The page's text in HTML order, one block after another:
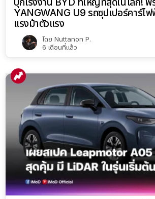
YANGWANG U9 รถซุปเปอร์คาร์ไ
แรงม้าตัวแรง
โดย Nuttanon P.
6 เดือนที่แล้ว